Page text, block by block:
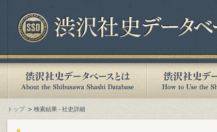
トップ 検索結果 - 社史詳細